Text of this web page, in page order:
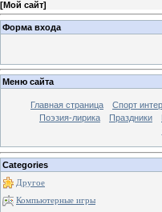
[Мой сайт]
Форма входа
Меню сайта
Главная страница Спорт
Поэзия-лирика
Праздники
Categories
Другое
Компьютерные игры